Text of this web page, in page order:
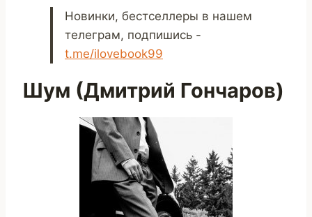
Новинки, бестселлеры в нашем
телеграм, подпишись -
t.me/ilovebook99
Шум (Дмитрий Гончаров)